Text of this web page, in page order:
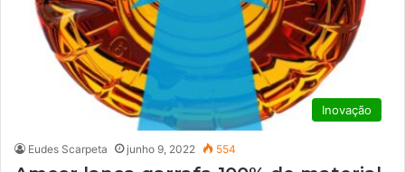
Inovação
Eudes Scarpeta junho 9, 2022 554